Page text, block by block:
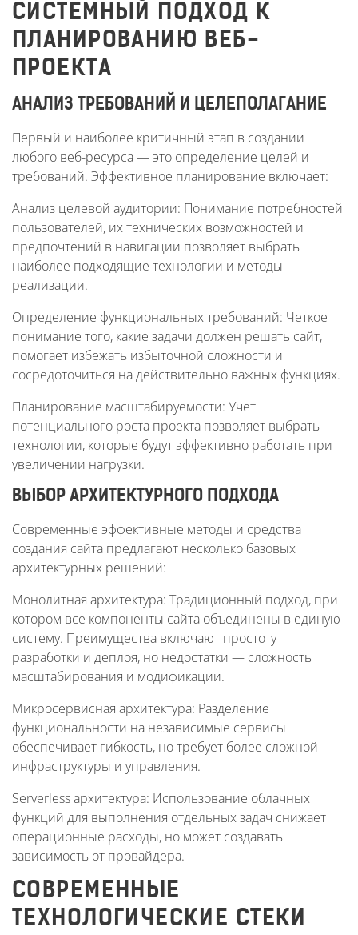
СИСТЕМНЫЙ ПОДХОД К
ПЛАНИРОВАНИЮ ВЕБ-
ПРОЕКТА
АНАЛИЗ ТРЕБОВАНИЙ И ЦЕЛЕПОЛАГАНИЕ
Первый и наиболее критичный этап в создании
любого веб-ресурса — это определение целей и
требований. Эффективное планирование включает:
Анализ целевой аудитории: Понимание потребностей
пользователей, их технических возможностей и
предпочтений в навигации позволяет выбрать
наиболее подходящие технологии и методы
реализации.
Определение функциональных требований: Четкое
понимание того, какие задачи должен решать сайт,
помогает избежать избыточной сложности и
сосредоточиться на действительно важных функциях.
Планирование масштабируемости: Учет
потенциального роста проекта позволяет выбрать
технологии, которые будут эффективно работать при
увеличении нагрузки.
ВЫБОР АРХИТЕКТУРНОГО ПОДХОДА
Современные эффективные методы и средства
создания сайта предлагают несколько базовых
архитектурных решений:
Монолитная архитектура: Традиционный подход, при
котором все компоненты сайта объединены в единую
систему. Преимущества включают простоту
разработки и деплоя, но недостатки — сложность
масштабирования и модификации.
Микросервисная архитектура: Разделение
функциональности на независимые сервисы
обеспечивает гибкость, но требует более сложной
инфраструктуры и управления.
Serverless архитектура: Использование облачных
функций для выполнения отдельных задач снижает
операционные расходы, но может создавать
зависимость от провайдера.
СОВРЕМЕННЫЕ
ТЕХНОЛОГИЧЕСКИЕ СТЕКИ